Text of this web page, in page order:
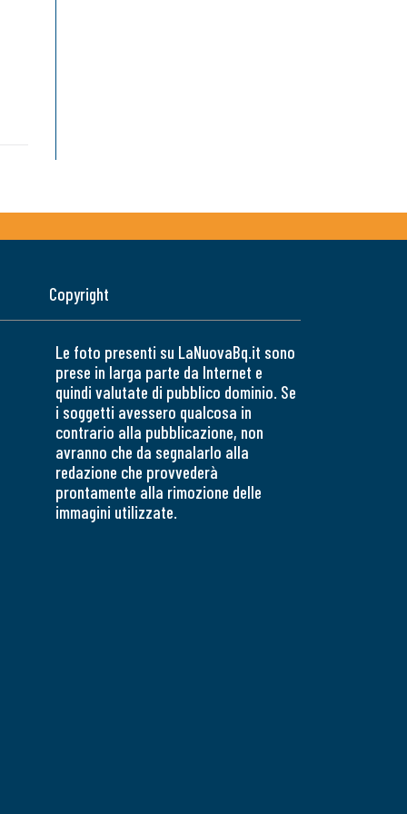
Copyright
Le foto presenti su LaNuovaBq.it sono
prese in larga parte da Internet e
quindi valutate di pubblico dominio. Se
i soggetti avessero qualcosa in
contrario alla pubblicazione, non
avranno che da segnalarlo alla
redazione che provvederà
prontamente alla rimozione delle
immagini utilizzate.